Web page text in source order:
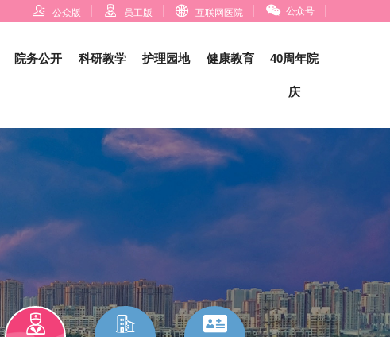
 公众版  员工版  互联网医院  公众号
院务公开 科研教学 护理园地 健康教育 40周年院
庆
  